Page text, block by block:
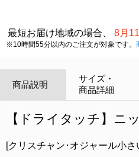
最短お届け地域の場合、 8月
※10時間55分以内のご注文が対象です。
商品説明
サイズ・
商品詳細
【ドライタッチ】ニ
[クリスチャン･オジャール小さ